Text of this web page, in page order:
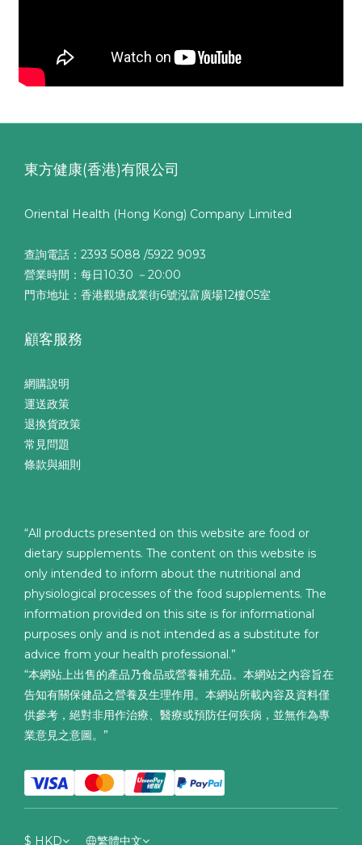
東方健康(香港)有限公司
Oriental Health (Hong Kong) Company Limited
查詢電話：2393 5088 /5922 9093
營業時間：每日10:30 －20:00
門市地址：香港觀塘成業街6號泓富廣場12樓05室
顧客服務
網購說明
運送政策
退換貨政策
常見問題
條款與細則
“All products presented on this website are food or
dietary supplements. The content on this website is
only intended to inform about the nutritional and
physiological processes of the food supplements. The
information provided on this site is for informational
purposes only and is not intended as a substitute for
advice from your health professional.”
“本網站上出售的產品乃食品或營養補充品。本網站之內容旨在
告知有關保健品之營養及生理作用。本網站所載內容及資料僅
供參考，絕對非用作治療、醫療或預防任何疾病，並無作為專
業意見之意圖。”
$ HKD 繁體中文